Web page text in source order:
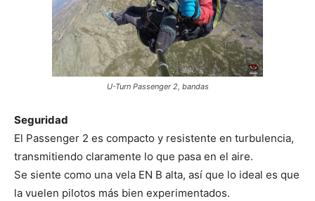
U-Turn Passenger 2, bandas
Seguridad
El Passenger 2 es compacto y resistente en turbulencia,
transmitiendo claramente lo que pasa en el aire.
Se siente como una vela EN B alta, así que lo ideal es que
la vuelen pilotos más bien experimentados.